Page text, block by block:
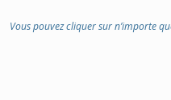
Vous pouvez cliquer sur n’importe